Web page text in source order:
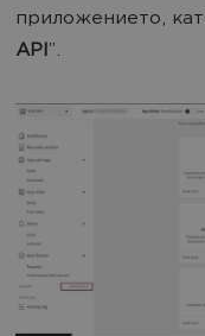
приложението,
API”.